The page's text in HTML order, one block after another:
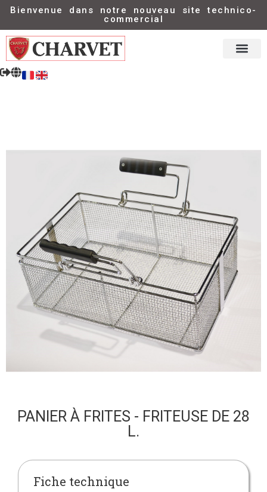
Bienvenue dans notre nouveau site technico-
commercial
PANIER À FRITES - FRITEUSE DE 28
L.
Fiche technique